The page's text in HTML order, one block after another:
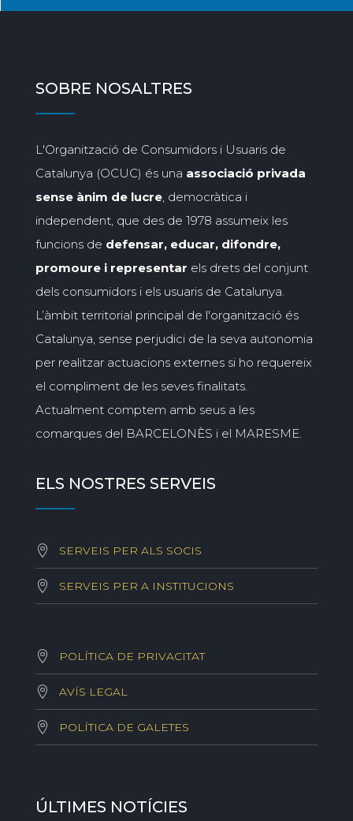
SOBRE NOSALTRES
L'Organització de Consumidors i Usuaris de
Catalunya (OCUC) és una associació privada
sense ànim de lucre, democràtica i
independent, que des de 1978 assumeix les
funcions de defensar, educar, difondre,
promoure i representar els drets del conjunt
dels consumidors i els usuaris de Catalunya.
L’àmbit territorial principal de l'organització és
Catalunya, sense perjudici de la seva autonomia
per realitzar actuacions externes si ho requereix
el compliment de les seves finalitats.
Actualment comptem amb seus a les
comarques del BARCELONÈS i el MARESME.
ELS NOSTRES SERVEIS
SERVEIS PER ALS SOCIS
SERVEIS PER A INSTITUCIONS
POLÍTICA DE PRIVACITAT
AVÍS LEGAL
POLÍTICA DE GALETES
ÚLTIMES NOTÍCIES